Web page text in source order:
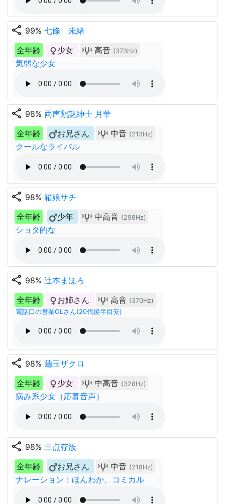
share 99% 七條 未緒
全年齢
少女 高音 (373Hz)
気弱な少女
share 98% 両声類謎紳士 月華
全年齢
お兄さん 中音 (213Hz)
クールなライバル
share 98% 箱娘サチ
全年齢
少年 中高音 (298Hz)
ショタ的な
share 98% 辻本まほろ
全年齢
お姉さん 高音 (370Hz)
電話口の営業OLさん(20代後半目安)
share 98% 繭玉ザクロ
全年齢
少女 中高音 (328Hz)
病み系少女（応募音声）
share 98% 三点存族
全年齢
お兄さん 中音 (218Hz)
ナレーション：ほんわか、コミカル